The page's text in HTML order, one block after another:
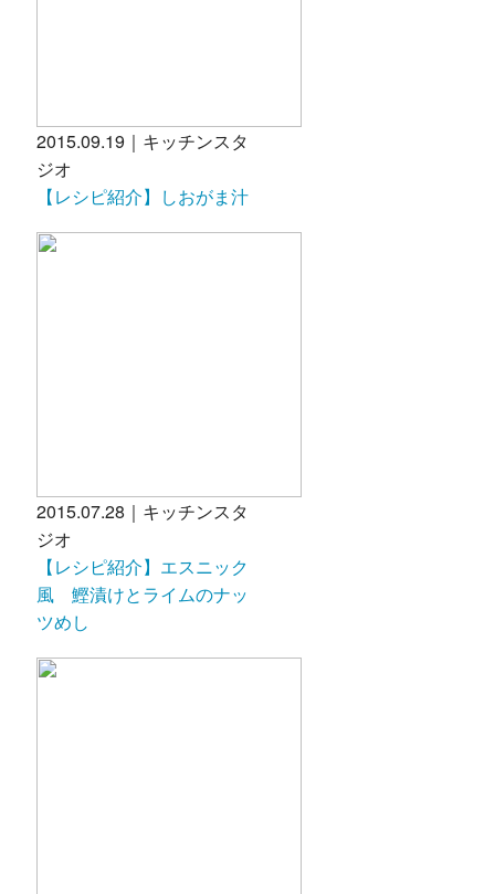
2015.09.19｜キッチンスタ
ジオ
【レシピ紹介】しおがま汁
2015.07.28｜キッチンスタ
ジオ
【レシピ紹介】エスニック
風 鰹漬けとライムのナッ
ツめし